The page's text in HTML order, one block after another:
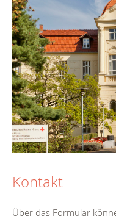
Kontakt
Über das Formular